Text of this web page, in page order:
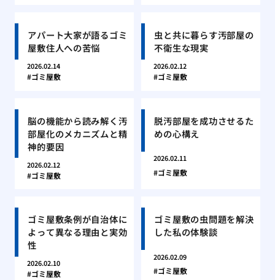
アパート大家が語るゴミ
屋敷住人への苦悩
2026.02.14
ゴミ屋敷
虫と共に暮らす汚部屋の
不衛生な現実
2026.02.12
ゴミ屋敷
脳の機能から読み解く汚
部屋化のメカニズムと精
神的要因
2026.02.12
ゴミ屋敷
脱汚部屋を成功させるた
めの心構え
2026.02.11
ゴミ屋敷
ゴミ屋敷条例が自治体に
よって異なる理由と実効
性
2026.02.10
ゴミ屋敷
ゴミ屋敷の虫問題を解決
した私の体験談
2026.02.09
ゴミ屋敷